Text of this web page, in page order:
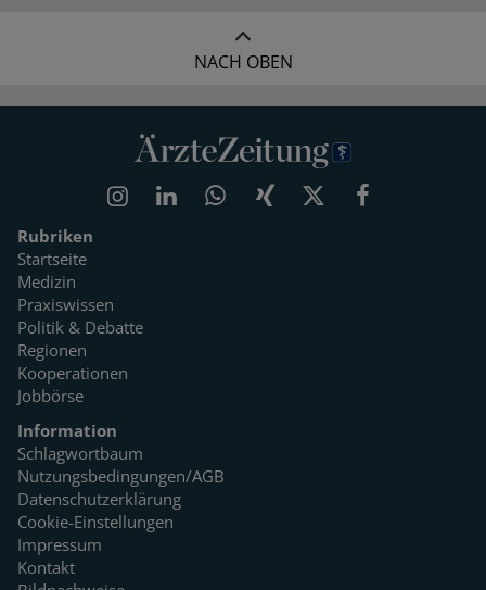
NACH OBEN
Rubriken
Startseite
Medizin
Praxiswissen
Politik & Debatte
Regionen
Kooperationen
Jobbörse
Information
Schlagwortbaum
Nutzungsbedingungen/AGB
Datenschutzerklärung
Cookie-Einstellungen
Impressum
Kontakt